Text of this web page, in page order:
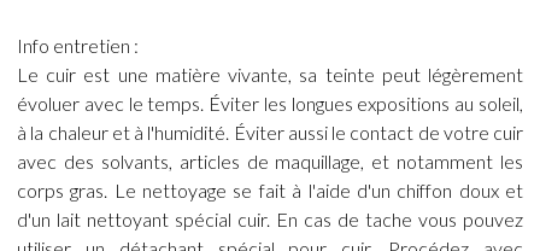
Info entretien :
Le cuir est une matière vivante, sa teinte peut légèrement
évoluer avec le temps. Éviter les longues expositions au soleil,
à la chaleur et à l'humidité. Éviter aussi le contact de votre cuir
avec des solvants, articles de maquillage, et notamment les
corps gras. Le nettoyage se fait à l'aide d'un chiffon doux et
d'un lait nettoyant spécial cuir. En cas de tache vous pouvez